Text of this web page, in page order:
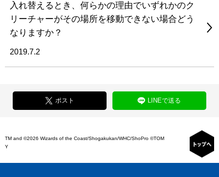
入れ替えるとき、何らかの理由でいずれかのク
リーチャーがその場所を移動できない場合どう
なりますか？
2019.7.2
ポスト LINEで送る
TM and ©2026 Wizards of the Coast/Shogakukan/WHC/ShoPro ©TOM
Y